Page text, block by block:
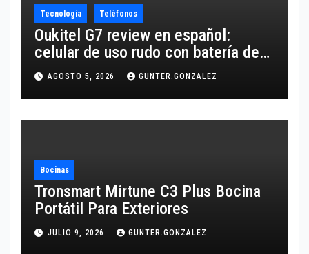
Tecnología Teléfonos
Oukitel G7 review en español:
celular de uso rudo con batería de
10,600 mAh
AGOSTO 5, 2026 GUNTER.GONZALEZ
Bocinas
Tronsmart Mirtune C3 Plus Bocina
Portátil Para Exteriores
JULIO 9, 2026 GUNTER.GONZALEZ